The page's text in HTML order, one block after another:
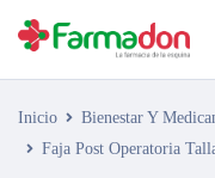
Inicio Bienestar Y
Faja Post Operatoria